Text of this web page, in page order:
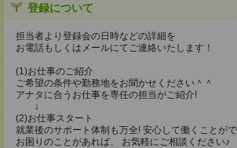
登録について
担当者より登録会の日時などの詳細を
お電話もしくはメールにてご連絡いたします！
(1)お仕事のご紹介
ご希望の条件や勤務地をお聞かせください＾＾
アナタに合うお仕事を専任の担当がご紹介!
↓
(2)お仕事スタート
就業後のサポート体制も万全! 安心して働くことが
お困りのことがあれば、 お気軽にご相談ください♪